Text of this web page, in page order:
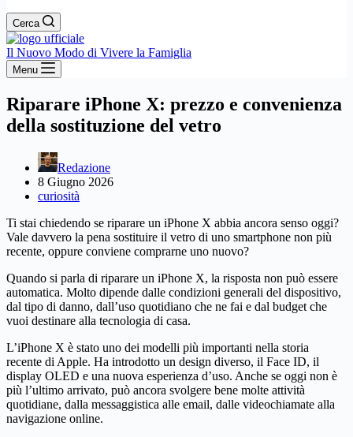
Cerca
Il Nuovo Modo di Vivere la Famiglia
Menu
Riparare iPhone X: prezzo e convenienza
della sostituzione del vetro
Redazione
8 Giugno 2026
curiosità
Ti stai chiedendo se riparare un iPhone X abbia ancora senso oggi?
Vale davvero la pena sostituire il vetro di uno smartphone non più
recente, oppure conviene comprarne uno nuovo?
Quando si parla di riparare un iPhone X, la risposta non può essere
automatica. Molto dipende dalle condizioni generali del dispositivo,
dal tipo di danno, dall’uso quotidiano che ne fai e dal budget che
vuoi destinare alla tecnologia di casa.
L’iPhone X è stato uno dei modelli più importanti nella storia
recente di Apple. Ha introdotto un design diverso, il Face ID, il
display OLED e una nuova esperienza d’uso. Anche se oggi non è
più l’ultimo arrivato, può ancora svolgere bene molte attività
quotidiane, dalla messaggistica alle email, dalle videochiamate alla
navigazione online.